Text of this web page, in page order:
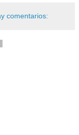
comentarios: